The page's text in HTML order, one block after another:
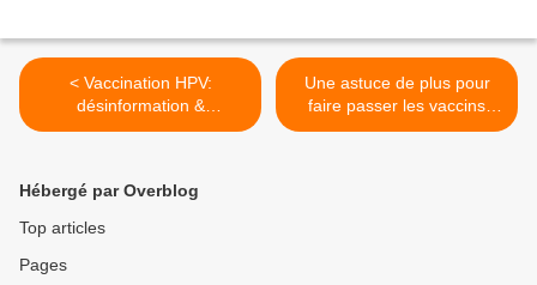
< Vaccination HPV:
désinformation &
intimidation [de 3 doses à
Une astuce de plus pour
faire passer les vaccins
pour plus sûrs qu'ils ne sont
Hébergé par Overblog
Top articles
Pages